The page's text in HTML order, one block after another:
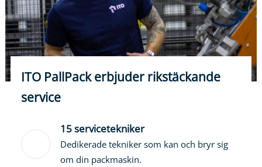
ITO PallPack erbjuder rikstäckande
service
15 servicetekniker
Dedikerade tekniker som kan och bryr sig
om din packmaskin.